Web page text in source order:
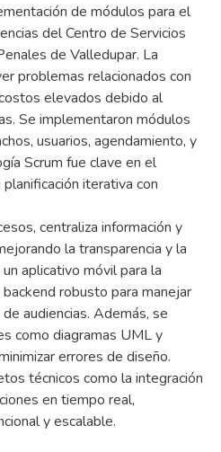
de módulos para el
del Centro de Servicios
de Valledupar. La
problemas relacionados con
elevados debido al
Se implementaron módulos
usuarios, agendamiento, y
Scrum fue clave en el
iterativa con
centraliza información y
la transparencia y la
aplicativo móvil para la
robusto para manejar
audiencias. Además, se
como diagramas UML y
errores de diseño.
técnicos como la integración
en tiempo real,
y escalable.